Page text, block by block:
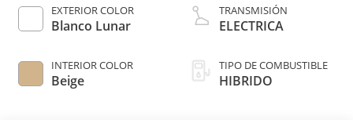
EXTERIOR COLOR
Blanco Lunar
INTERIOR COLOR
Beige
TRANSMISIÓN
ELECTRICA
TIPO DE COMBUSTIBLE
HIBRIDO